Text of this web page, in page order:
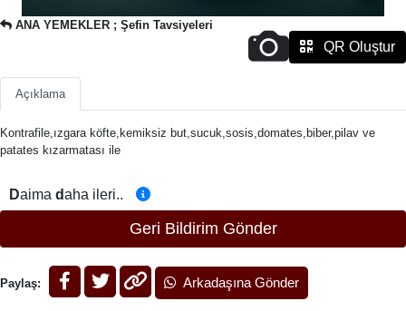
ANA YEMEKLER ; Şefin Tavsiyeleri
QR Oluştur
Açıklama
Kontrafile,ızgara köfte,kemiksiz but,sucuk,sosis,domates,biber,pilav ve
patates kızarmatası ile
Daima daha ileri..
Geri Bildirim Gönder
Paylaş: Arkadaşına Gönder